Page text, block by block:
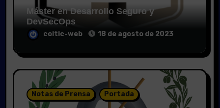
Máster en Desarrollo Seguro y
DevSecOps
coitic-web 18 de agosto de 2023
Notas de Prensa Portada